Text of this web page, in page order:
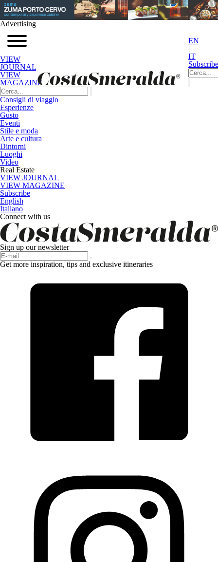
Advertising
VIEW
JOURNAL
VIEW
MAGAZINE
EN
|
IT
Subscribe
Consigli di viaggio
Esperienze
Gusto
Eventi
Stile e moda
Arte e cultura
Dintorni
Luoghi
Video
Real Estate
VIEW JOURNAL
VIEW MAGAZINE
Subscribe
English
Italiano
Connect with us
Sign up our newsletter
Get more inspiration, tips and exclusive itineraries